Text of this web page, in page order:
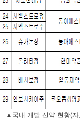
▲국내 개발 신약 현황(